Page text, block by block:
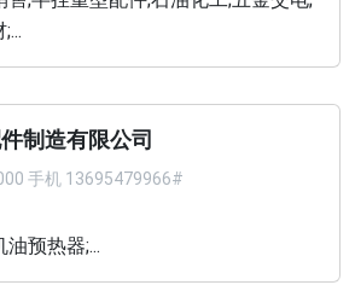
制造有限公司
手机 13695479966#
预热器;...